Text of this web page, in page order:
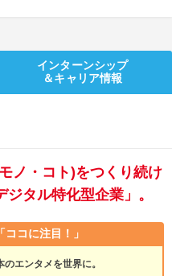
インターンシップ
＆キャリア情報
ノ・コト)をつくり続け
タル特化型企業」。
「ココに注目！」
エンタメを世界に。